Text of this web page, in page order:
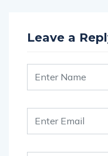
Leave a